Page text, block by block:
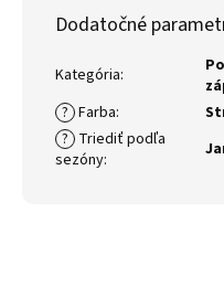
Dodatočné
Kategória:
? Farba:
? Triediť podľa
sezóny: